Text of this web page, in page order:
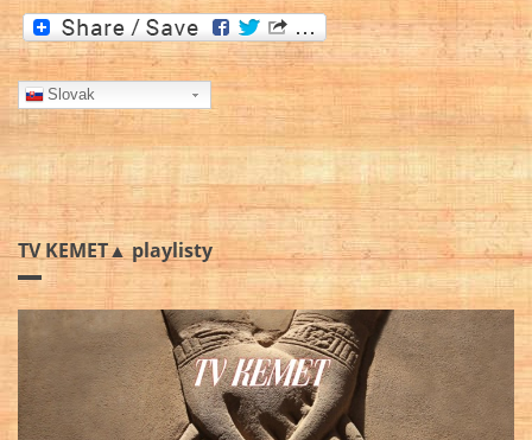
Slovak
TV KEMET▲ playlisty